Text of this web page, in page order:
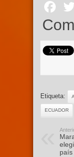
Etiqueta:
ECUADOR
país